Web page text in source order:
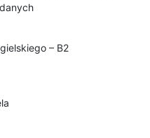
– B2